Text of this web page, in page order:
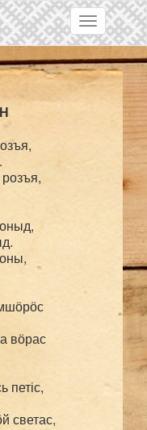
Toggle
navigation
вӧрас
светас,